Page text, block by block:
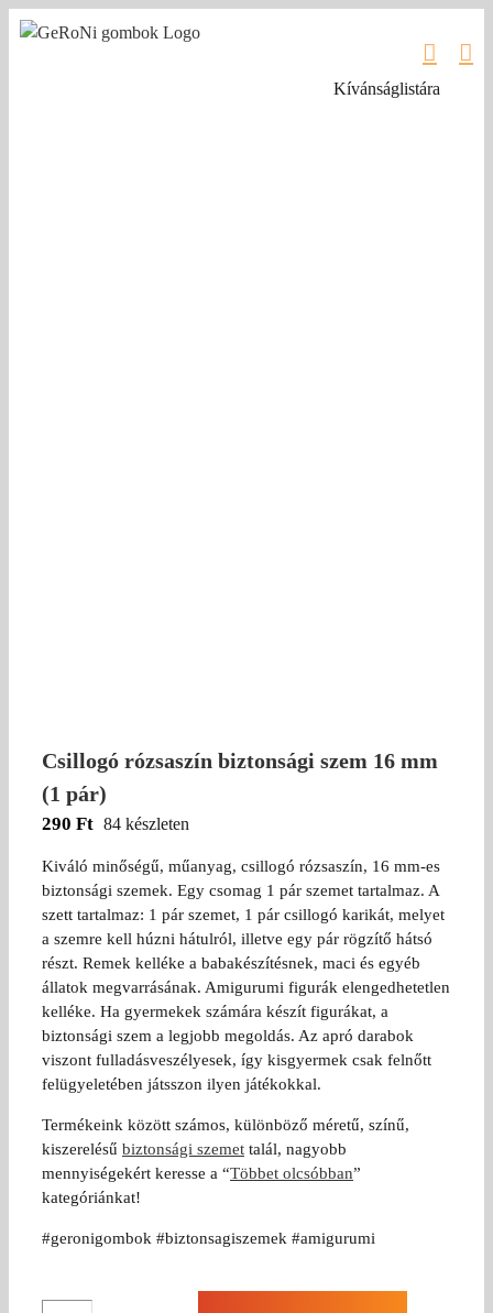
Kihagyás
Csillogó rózsaszín biztonsági szem 16 mm
(1 pár)
290 Ft 84 készleten
Kiváló minőségű, műanyag, csillogó rózsaszín, 16 mm-es
biztonsági szemek. Egy csomag 1 pár szemet tartalmaz. A
szett tartalmaz: 1 pár szemet, 1 pár csillogó karikát, melyet
a szemre kell húzni hátulról, illetve egy pár rögzítő hátsó
részt. Remek kelléke a babakészítésnek, maci és egyéb
állatok megvarrásának. Amigurumi figurák elengedhetetlen
kelléke. Ha gyermekek számára készít figurákat, a
biztonsági szem a legjobb megoldás. Az apró darabok
viszont fulladásveszélyesek, így kisgyermek csak felnőtt
felügyeletében játsszon ilyen játékokkal.
Termékeink között számos, különböző méretű, színű,
kiszerelésű biztonsági szemet talál, nagyobb
mennyiségekért keresse a “Többet olcsóbban”
kategóriánkat!
#geronigombok #biztonsagiszemek #amigurumi
Kívánságlistára